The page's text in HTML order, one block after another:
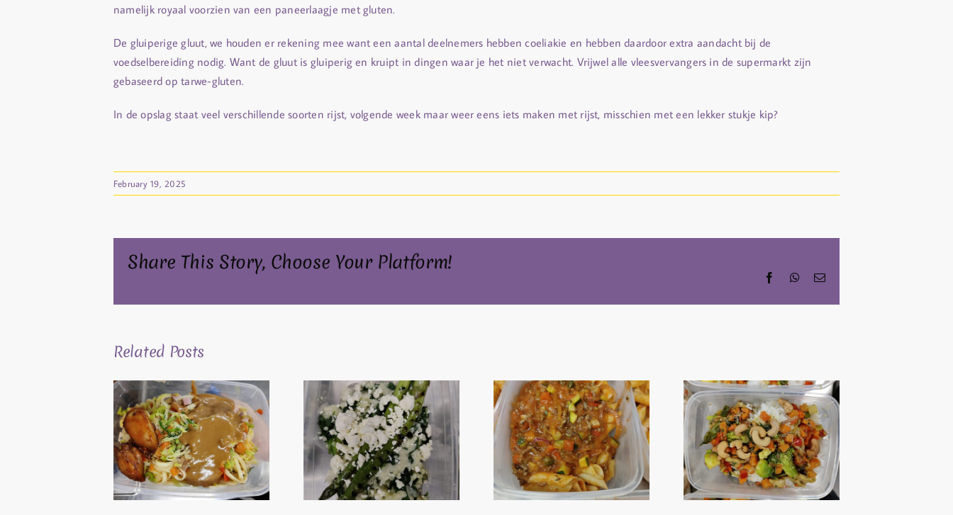
namelijk royaal voorzien van een paneerlaagje met gluten.
De gluiperige gluut, we houden er rekening mee want een aantal deelnemers hebben coeliakie en hebben daardoor extra aandacht bij de
voedselbereiding nodig. Want de gluut is gluiperig en kruipt in dingen waar je het niet verwacht. Vrijwel alle vleesvervangers in de supermarkt zijn
gebaseerd op tarwe-gluten.
In de opslag staat veel verschillende soorten rijst, volgende week maar weer eens iets maken met rijst, misschien met een lekker stukje kip?
February 19, 2025
Share This Story, Choose Your Platform!
FacebookWhatsApp
Email
Related Posts